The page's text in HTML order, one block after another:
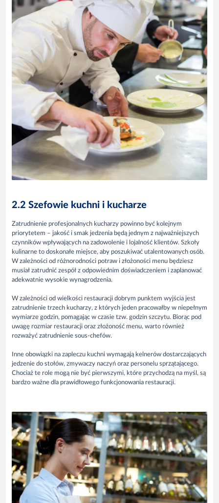
2.2 Szefowie kuchni i kucharze
Zatrudnienie profesjonalnych kucharzy powinno być kolejnym
priorytetem – jakość i smak jedzenia będą jednym z najważniejszych
czynników wpływających na zadowolenie i lojalność klientów. Szkoły
kulinarne to doskonałe miejsce, aby poszukiwać utalentowanych osób.
W zależności od różnorodności potraw i złożoności menu będziesz
musiał zatrudnić zespół z odpowiednim doświadczeniem i zaplanować
adekwatnie wysokie wynagrodzenia.
W zależności od wielkości restauracji dobrym punktem wyjścia jest
zatrudnienie trzech kucharzy, z których jeden pracowałby w niepełnym
wymiarze godzin, pomagając w czasie tzw. godzin szczytu. Biorąc pod
uwagę rozmiar restauracji oraz złożoność menu, warto również
rozważyć zatrudnienie sous-chefów.
Inne obowiązki na zapleczu kuchni wymagają kelnerów dostarczających
jedzenie do stołów, zmywaczy naczyń oraz personelu sprzątającego.
Chociaż te role mogą nie być pierwszymi, które przychodzą na myśl, są
bardzo ważne dla prawidłowego funkcjonowania restauracji.